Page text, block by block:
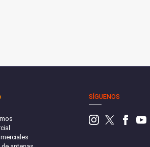
SÍGUENOS